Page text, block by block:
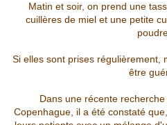
Matin et soir, on prend une
cuillères de miel et une petite
Si elles sont prises régulièrement,
être
Dans une récente
Copenhague, il a été constaté